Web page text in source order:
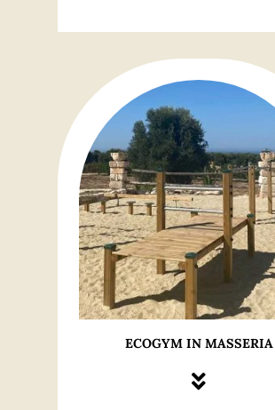
ECOGYM IN MASSERIA